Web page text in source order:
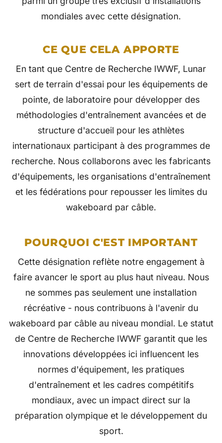
mondiales avec cette désignation.
CE QUE CELA APPORTE
En tant que Centre de Recherche IWWF, Lunar
sert de terrain d'essai pour les équipements de
pointe, de laboratoire pour développer des
méthodologies d'entraînement avancées et de
structure d'accueil pour les athlètes
internationaux participant à des programmes de
recherche. Nous collaborons avec les fabricants
d'équipements, les organisations d'entraînement
et les fédérations pour repousser les limites du
wakeboard par câble.
POURQUOI C'EST IMPORTANT
Cette désignation reflète notre engagement à
faire avancer le sport au plus haut niveau. Nous
ne sommes pas seulement une installation
récréative - nous contribuons à l'avenir du
wakeboard par câble au niveau mondial. Le statut
de Centre de Recherche IWWF garantit que les
innovations développées ici influencent les
normes d'équipement, les pratiques
d'entraînement et les cadres compétitifs
mondiaux, avec un impact direct sur la
préparation olympique et le développement du
sport.